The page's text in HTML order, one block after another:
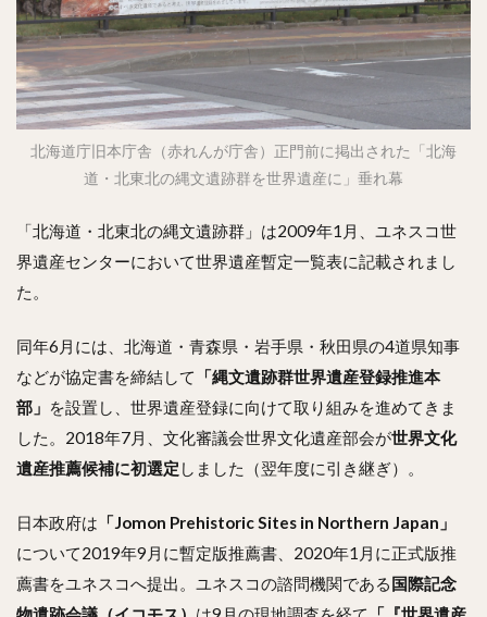
北海道庁旧本庁舎（赤れんが庁舎）正門前に掲出された「北海
道・北東北の縄文遺跡群を世界遺産に」垂れ幕
「北海道・北東北の縄文遺跡群」は2009年1月、ユネスコ世
界遺産センターにおいて世界遺産暫定一覧表に記載されまし
た。
同年6月には、北海道・青森県・岩手県・秋田県の4道県知事
などが協定書を締結して
「縄文遺跡群世界遺産登録推進本
部」 を設置し、世界遺産登録に向けて取り組みを進めてきま
した。2018年7月、文化審議会世界文化遺産部会が世界文化
遺産推薦候補に初選定 しました（翌年度に引き継ぎ）。
日本政府は 「Jomon Prehistoric Sites in Northern Japan」
について2019年9月に暫定版推薦書、2020年1月に正式版推
薦書をユネスコへ提出。ユネスコの諮問機関である国際記念